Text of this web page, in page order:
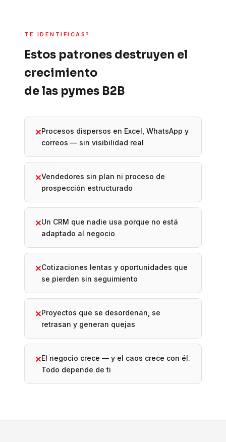
TE IDENTIFICAS?
Estos patrones destruyen el
crecimiento
de las pymes B2B
✕Procesos dispersos en Excel, WhatsApp y
correos — sin visibilidad real
✕Vendedores sin plan ni proceso de
prospección estructurado
✕Un CRM que nadie usa porque no está
adaptado al negocio
✕Cotizaciones lentas y oportunidades que
se pierden sin seguimiento
✕Proyectos que se desordenan, se
retrasan y generan quejas
✕El negocio crece — y el caos crece con él.
Todo depende de ti